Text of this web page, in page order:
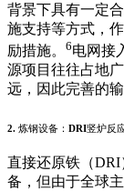
背景下具有一定
施支持等方式，
励措施。 6电网接
源项目往往占地
远，因此完善的
2. 炼钢设备： DRI竖炉反
直接还原铁（DRI
备，但由于全球